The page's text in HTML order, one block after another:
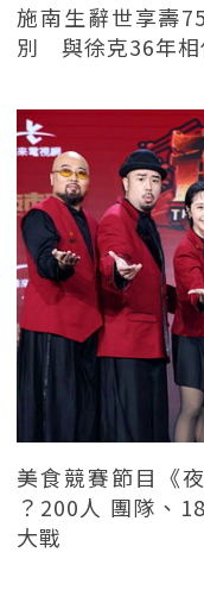
施南生辭世享壽
別 與徐克36年相
美食競賽節目《
？200人 團隊、
大戰